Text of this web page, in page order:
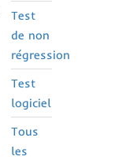
Test
de non
régression
Test
logiciel
Tous
les